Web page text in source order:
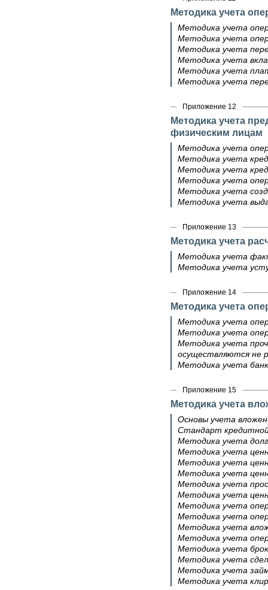
Методика учета
Методика учета
Методика учета
Методика учета
Методика учета
Методика учета
Методика учета
Приложение 12
Методика учета
физическим лицам
Методика учета
Методика учета
Методика учета
Методика учета
Методика учета
Методика учета
Приложение 13
Методика учета
Методика учета
Методика учета
Приложение 14
Методика учета
Методика учета
Методика учета
Методика учета
осуществляются не
Методика учета
Приложение 15
Методика учета
Основы учета
Стандарт кредитной
Методика учета
Методика учета
Методика учета
Методика учета
Методика учета
Методика учета
Методика учета
Методика учета
Методика учета
Методика учета
Методика учета
Методика учета
Методика учета
Методика учета